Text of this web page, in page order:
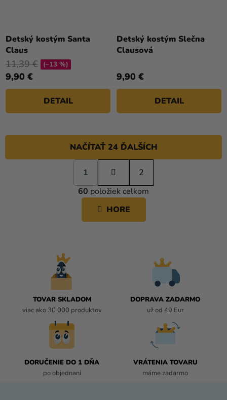
Detský kostým Santa
Claus
9,90 €
11,39 € (–13 %)
DETAIL
Detský kostým Slečna
Clausová
9,90 €
DETAIL
O
V
L
Á
NAČÍTAŤ 24 ĎALŠÍCH
S
t
r
á
k
o
1
2
60 položiek celkom
HORE
TOVAR SKLADOM
viac ako 30 000 produktov
DOPRAVA ZADARMO
už od 49 Eur
DORUČENIE DO 1 DŇA
po objednaní
VRÁTENIA TOVARU
máme zadarmo